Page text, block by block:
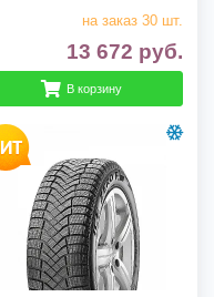
на заказ 30 шт.
13 672 руб.
В корзину